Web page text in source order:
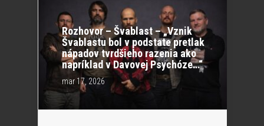
Rozhovor – Švablast – „Vznik
Švablastu bol v podstate pretlak
nápadov tvrdšieho razenia ako
napríklad v Davovej Psychóze…“
mar 17, 2026